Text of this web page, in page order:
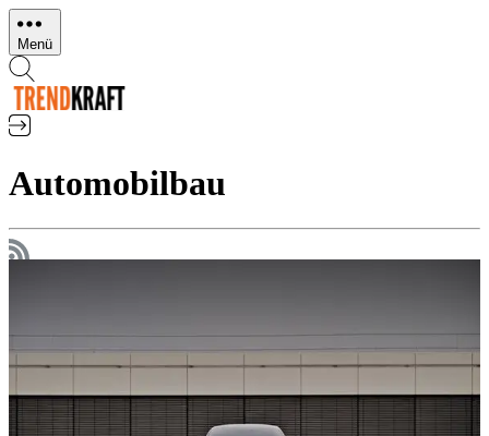
Direkt
zum
Inhalt
Menü
Automobilbau